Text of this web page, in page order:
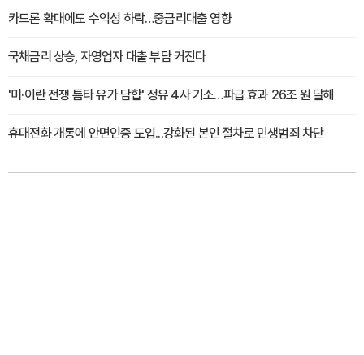
카드론 확대에도 수익성 하락…중금리대출 영향
국채금리 상승, 자영업자 대출 부담 커진다
'미·이란 전쟁 틈타 유가 담합' 정유 4사 기소…파급 효과 26조 원 달해
휴대전화 개통에 안면인증 도입...강화된 본인 절차로 민생범죄 차단